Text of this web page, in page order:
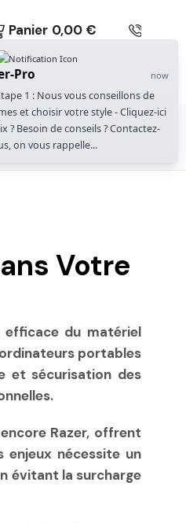
Panier 0,00 €
Office
Votre
efficace du matériel
portables
et sécurisation des
Razer, offrent
nécessite un
évitant la surcharge
Pro now
1 : Nous vous conseillons de
et choisir votre style - Cliquez-ici
? Besoin de conseils ? Contactez-
on vous rappelle...